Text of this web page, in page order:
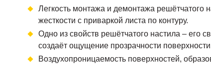
Легкость монтажа и демонтажа решётчатого
жесткости с приваркой листа по контуру.
Одно из свойств решётчатого настила – его
создаёт ощущение прозрачности
Воздухопроницаемость поверхностей,